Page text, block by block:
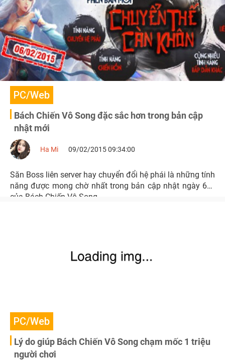
PC/Web
Bách Chiến Vô Song đặc sắc hơn trong bản cập
nhật mới
Ha Mi 09/02/2015 09:34:00
Săn Boss liên server hay chuyển đổi hệ phái là những tính
năng được mong chờ nhất trong bản cập nhật ngày 6/2
của Bách Chiến Vô Song.
PC/Web
Lý do giúp Bách Chiến Vô Song chạm mốc 1 triệu
người chơi